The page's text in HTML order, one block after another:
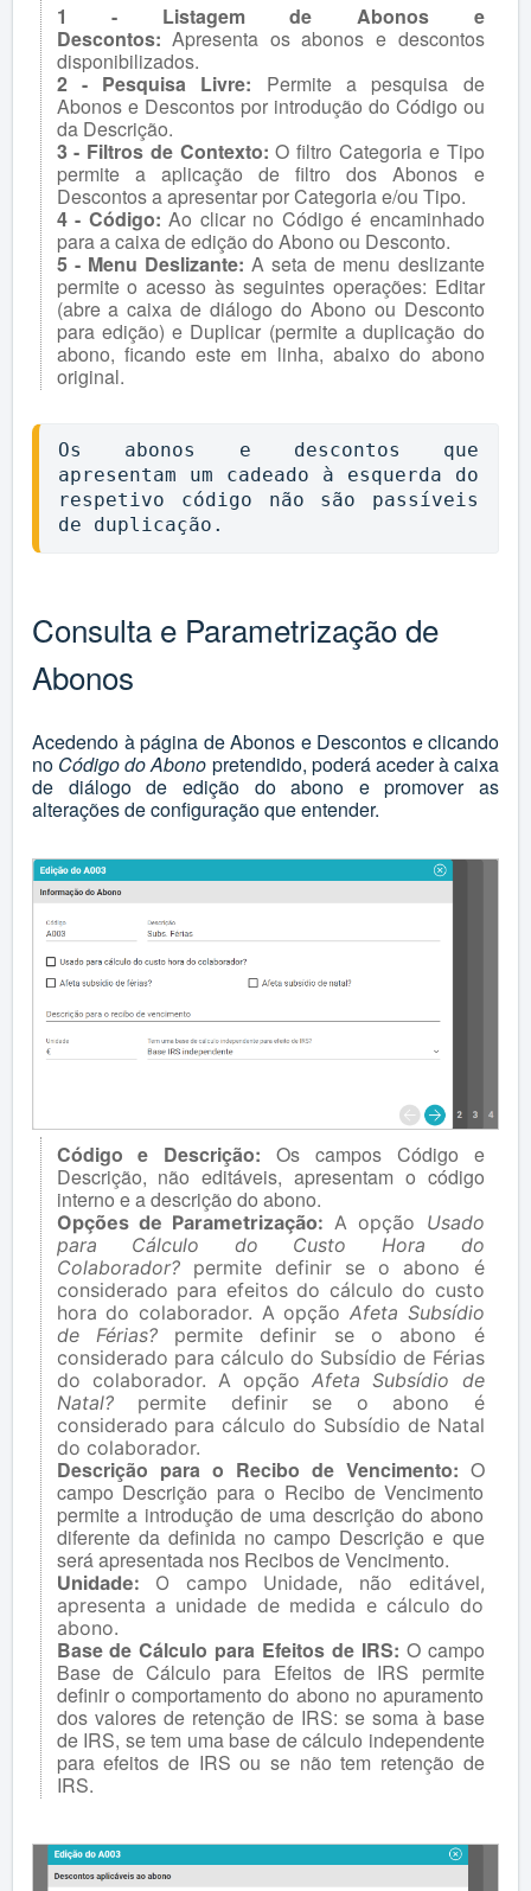
1 - Listagem de Abonos e
Descontos:Apresenta os abonos e descontos
disponibilizados.
2 - Pesquisa Livre: Permite a pesquisa de
Abonos e Descontos por introdução do Código ou
da Descrição.
3 - Filtros de Contexto: O filtro Categoria e Tipo
permite a aplicação de filtro dos Abonos e
Descontos a apresentar por Categoria e/ou Tipo.
4 - Código: Ao clicar no Código é encaminhado
para a caixa de edição do Abono ou Desconto.
5 - Menu Deslizante: A seta de menu deslizante
permite o acesso às seguintes operações: Editar
(abre a caixa de diálogo do Abono ou Desconto
para edição) e Duplicar (permite a duplicação do
abono, ficando este em linha, abaixo do abono
original.
Os abonos e descontos que
apresentam um cadeado à esquerda do
respetivo código não são passíveis
de duplicação.
Consulta e Parametrização de
Abonos
Acedendo à página de Abonos e Descontos e clicando
no Código do Abono pretendido, poderá aceder à caixa
de diálogo de edição do abono e promover as
alterações de configuração que entender.
Código e Descrição: Os campos Código e
Descrição, não editáveis, apresentam o código
interno e a descrição do abono.
Opções de Parametrização: A opção Usado
para Cálculo do Custo Hora do
Colaborador? permite definir se o abono é
considerado para efeitos do cálculo do custo
hora do colaborador. A opção Afeta Subsídio
de Férias?permite definir se o abono é
considerado para cálculo do Subsídio de Férias
do colaborador. A opção Afeta Subsídio de
Natal? permite definir se o abono é
considerado para cálculo do Subsídio de Natal
do colaborador.
Descrição para o Recibo de Vencimento: O
campo Descrição para o Recibo de Vencimento
permite a introdução de uma descrição do abono
diferente da definida no campo Descrição e que
será apresentada nos Recibos de Vencimento.
Unidade: O campo Unidade, não editável,
apresenta a unidade de medida e cálculo do
abono.
Base de Cálculo para Efeitos de IRS: O campo
Base de Cálculo para Efeitos de IRS permite
definir o comportamento do abono no apuramento
dos valores de retenção de IRS: se soma à base
de IRS, se tem uma base de cálculo independente
para efeitos de IRS ou se não tem retenção de
IRS.